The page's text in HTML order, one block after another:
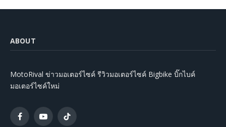
ABOUT
MotoRival ข่าวมอเตอร์ไซค์ รีวิวมอเตอร์ไซค์ Bigbike บิ๊กไบค์
มอเตอร์ไซค์ใหม่
FacebookYouTubeTikTok